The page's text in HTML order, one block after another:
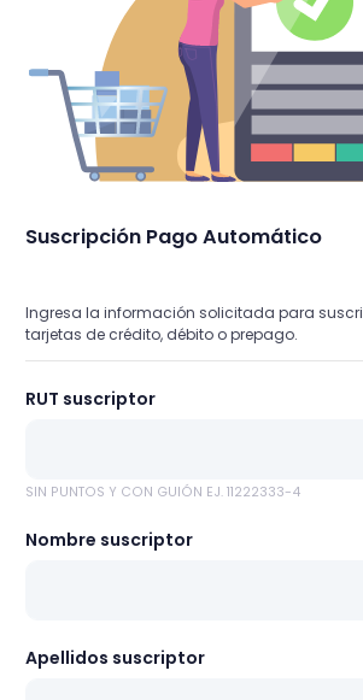
Suscripción Pago Automático
Ingresa la información solicitada para
tarjetas de crédito, débito o prepago.
RUT suscriptor
SIN PUNTOS Y CON GUIÓN EJ. 11222333-4
Nombre suscriptor
Apellidos suscriptor